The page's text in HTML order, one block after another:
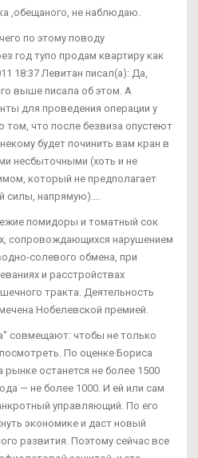
,обещаного, не наблюдаю.
по этому поводу
год тупо продам квартиру как
18:37 Левитан писал(а): Да,
выше писала об этом. А
для проведения операции у
том, что после безвиза опустеют
будет починить вам кран в
несбыточными (хоть и не
который не предполагает
силы, напрямую)....
помидоры и томатный сок
сопровождающихся нарушением
солевого обмена, при
и расстройствах
тракта. Деятельность
Нобелевской премией.
совмещают: чтобы не только
По оценке Бориса
останется не более 1500
— не более 1000. И ей или сам
управляющий. По его
экономике и даст новый
развития. Поэтому сейчас все